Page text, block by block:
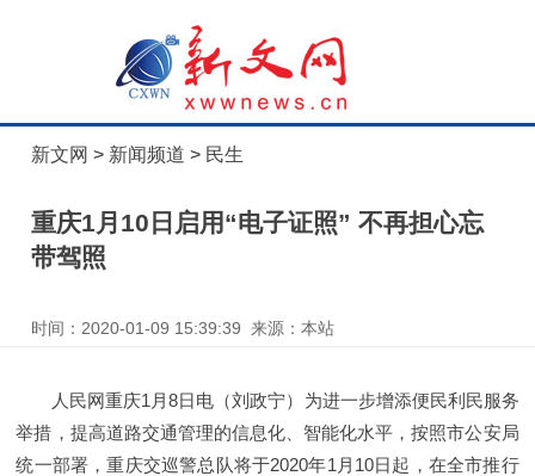
新文网 > 新闻频道 > 民生
重庆1月10日启用“电子证照” 不再担心忘
带驾照
时间：2020-01-09 15:39:39 来源：本站
人民网重庆1月8日电（刘政宁）为进一步增添便民利民服务
举措，提高道路交通管理的信息化、智能化水平，按照市公安局
统一部署，重庆交巡警总队将于2020年1月10日起，在全市推行